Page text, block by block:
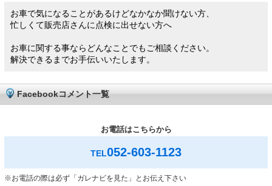
お車で気になることがあるけどなかなか聞けない方、
忙しくて販売店さんに点検に出せない方へ
お車に関する事ならどんなことでもご相談ください。
解決できるまでお手伝いいたします。
Facebookコメント一覧
お電話はこちらから
TEL052-603-1123
※お電話の際は必ず「ガレナビを見た」とお伝え下さい